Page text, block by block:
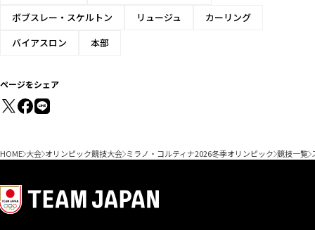
ボブスレー・スケルトン
リュージュ
カーリング
バイアスロン
本部
ページをシェア
HOME 大会 オリンピック競技大会 ミラノ・コルティナ2026冬季オリンピック 競技一覧